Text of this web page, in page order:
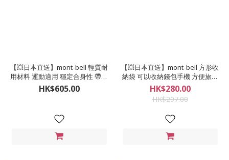
【💥日本直送】mont-bell 輕質耐
用材料 運動適用 穩定合身性 帶包
蓋 腰包 收納袋 兩色
HK$605.00
【💥日本直送】mont-bell 方形收
納袋 可以收納錢包手機 方便旅行
腰包 收納袋 五色 M尺寸
HK$280.00
HK$297.00